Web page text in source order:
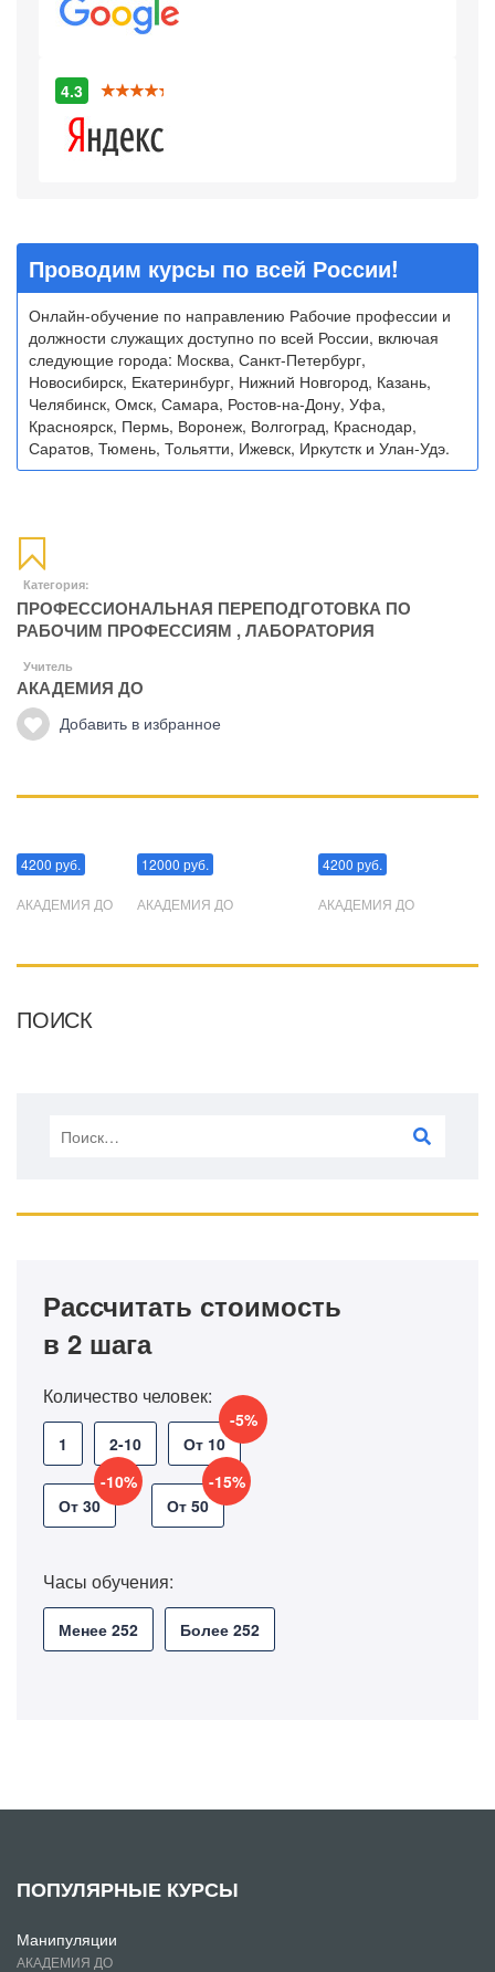
4.3
Проводим курсы по всей России!
Онлайн-обучение по направлению Рабочие профессии и
должности служащих доступно по всей России, включая
следующие города: Москва, Санкт-Петербург,
Новосибирск, Екатеринбург, Нижний Новгород, Казань,
Челябинск, Омск, Самара, Ростов-на-Дону, Уфа,
Красноярск, Пермь, Воронеж, Волгоград, Краснодар,
Саратов, Тюмень, Тольятти, Ижевск, Иркутстк и Улан-Удэ.
Категория:
ПРОФЕССИОНАЛЬНАЯ ПЕРЕПОДГОТОВКА ПО
РАБОЧИМ ПРОФЕССИЯМ ,ЛАБОРАТОРИЯ
Учитель
АКАДЕМИЯ ДО
Добавить в избранное
4200 руб.
АКАДЕМИЯ ДО
12000 руб.
АКАДЕМИЯ ДО
4200 руб.
АКАДЕМИЯ ДО
ПОИСК
Рассчитать стоимость
в 2 шага
Количество человек:
1 2-10 От 10
-5%
От 30
-10%
От 50
-15%
Часы обучения:
Менее 252 Более 252
ПОПУЛЯРНЫЕ КУРСЫ
Манипуляции
АКАДЕМИЯ ДО